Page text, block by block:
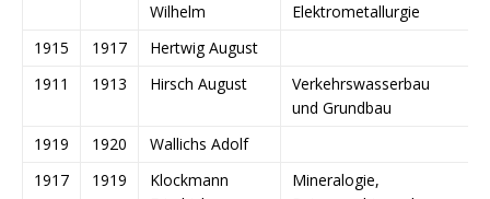
Wilhelm
Elektrometallurgie
1915
1917
Hertwig August
1911
1913 Hirsch August
Verkehrswasserbau
und Grundbau
1919
1920
Wallichs Adolf
1917
1919
Klockmann
Mineralogie,